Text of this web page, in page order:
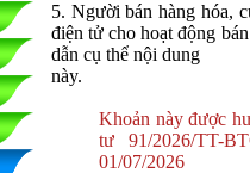
5. Người bán hàng hóa,
điện tử cho hoạt động
dẫn cụ thể nội dung
này.
Khoản này được
tư 91/2026/TT-
01/07/2026